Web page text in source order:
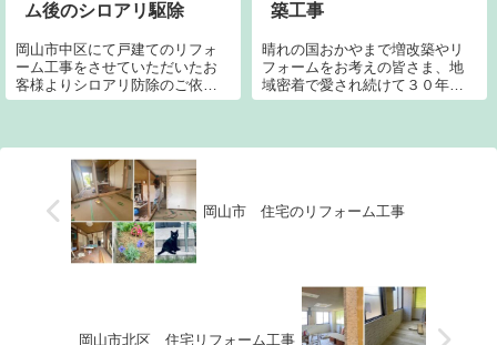
ム後のシロアリ駆除
岡山市中区にて戸建てのリフォ
ーム工事をさせていただいたお
客様よりシロアリ防除のご依頼
です！リフォーム時にも5年保証
経ったと思うとビックリです。
隅々まで行き届いた建物の綺麗
さにも驚きで...
築工事
晴れの国おかやまで増改築やリ
フォームをお考えの皆さま、地
域密着で愛され続けて３０年の
最安値に挑戦中のネストコーポ
岡山市 住宅のリフォーム工事
岡山市北区 住宅リフォーム工事